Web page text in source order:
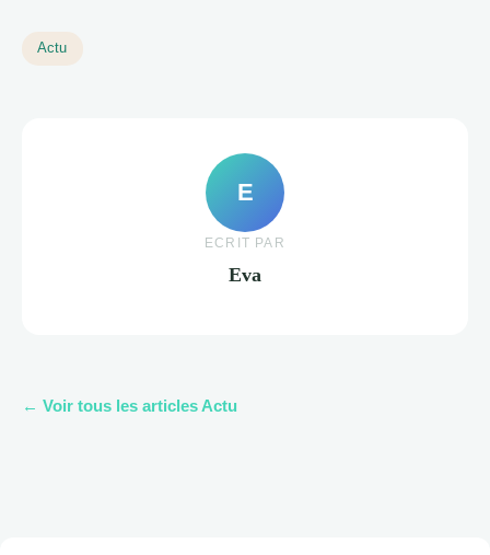
Actu
E
ECRIT PAR
Eva
← Voir tous les articles Actu